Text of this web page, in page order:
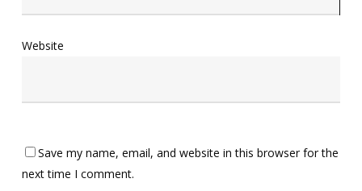
Website
Save my name, email, and website in this browser for the
next time I comment.